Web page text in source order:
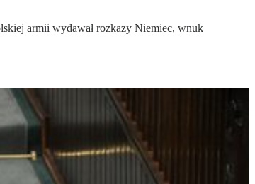
armii wydawał rozkazy Niemiec, wnuk